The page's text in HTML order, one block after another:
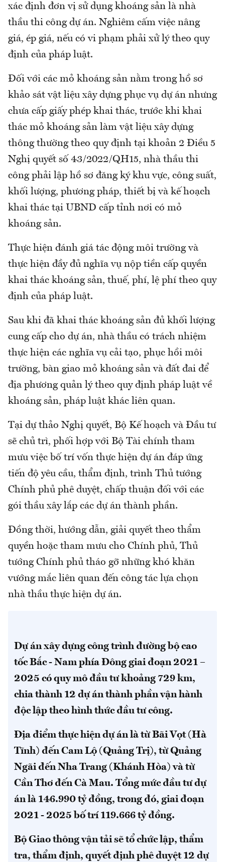
xác định đơn vị sử dụng khoáng sản là nhà
thầu thi công dự án. Nghiêm cấm việc nâng
giá, ép giá, nếu có vi phạm phải xử lý theo quy
định của pháp luật.
Đối với các mỏ khoáng sản nằm trong hồ sơ
khảo sát vật liệu xây dựng phục vụ dự án nhưng
chưa cấp giấy phép khai thác, trước khi khai
thác mỏ khoáng sản làm vật liệu xây dựng
thông thường theo quy định tại khoản 2 Điều 5
Nghị quyết số 43/2022/QH15, nhà thầu thi
công phải lập hồ sơ đăng ký khu vực, công suất,
khối lượng, phương pháp, thiết bị và kế hoạch
khai thác tại UBND cấp tỉnh nơi có mỏ
khoáng sản.
Thực hiện đánh giá tác động môi trường và
thực hiện đầy đủ nghĩa vụ nộp tiền cấp quyền
khai thác khoáng sản, thuế, phí, lệ phí theo quy
định của pháp luật.
Sau khi đã khai thác khoáng sản đủ khối lượng
cung cấp cho dự án, nhà thầu có trách nhiệm
thực hiện các nghĩa vụ cải tạo, phục hồi môi
trường, bàn giao mỏ khoáng sản và đất đai để
địa phương quản lý theo quy định pháp luật về
khoáng sản, pháp luật khác liên quan.
Tại dự thảo Nghị quyết, Bộ Kế hoạch và Đầu tư
sẽ chủ trì, phối hợp với Bộ Tài chính tham
mưu việc bố trí vốn thực hiện dự án đáp ứng
tiến độ yêu cầu, thẩm định, trình Thủ tướng
Chính phủ phê duyệt, chấp thuận đối với các
gói thầu xây lắp các dự án thành phần.
Đồng thời, hướng dẫn, giải quyết theo thẩm
quyền hoặc tham mưu cho Chính phủ, Thủ
tướng Chính phủ tháo gỡ những khó khăn
vướng mắc liên quan đến công tác lựa chọn
nhà thầu thực hiện dự án.
Dự án xây dựng công trình đường bộ cao
tốc Bắc - Nam phía Đông giai đoạn 2021 –
2025 có quy mô đầu tư khoảng 729 km,
chia thành 12 dự án thành phần vận hành
độc lập theo hình thức đầu tư công.
Địa điểm thực hiện dự án là từ Bãi Vọt (Hà
Tĩnh) đến Cam Lộ (Quảng Trị), từ Quảng
Ngãi đến Nha Trang (Khánh Hòa) và từ
Cần Thơ đến Cà Mau. Tổng mức đầu tư dự
án là 146.990 tỷ đồng, trong đó, giai đoạn
2021 - 2025 bố trí 119.666 tỷ đồng.
Bộ Giao thông vận tải sẽ tổ chức lập, thẩm
tra, thẩm định, quyết định phê duyệt 12 dự